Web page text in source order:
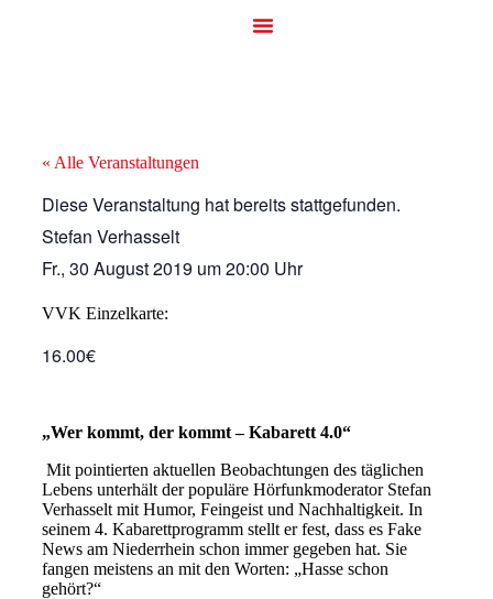
« Alle Veranstaltungen
Diese Veranstaltung hat bereits stattgefunden.
Stefan Verhasselt
Fr., 30 August 2019 um20:00 Uhr
VVK Einzelkarte:
16.00€
„Wer kommt, der kommt – Kabarett 4.0“
Mit pointierten aktuellen Beobachtungen des täglichen
Lebens unterhält der populäre Hörfunkmoderator Stefan
Verhasselt mit Humor, Feingeist und Nachhaltigkeit. In
seinem 4. Kabarettprogramm stellt er fest, dass es Fake
News am Niederrhein schon immer gegeben hat. Sie
fangen meistens an mit den Worten: „Hasse schon
gehört?“